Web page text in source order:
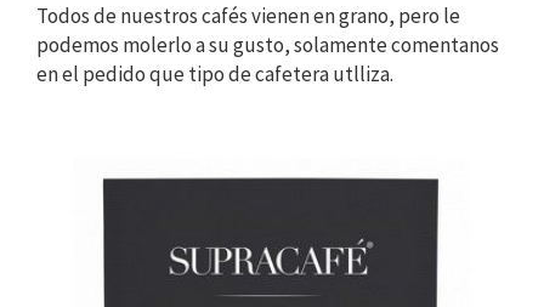
Todos de nuestros cafés vienen en grano, pero le
podemos molerlo a su gusto, solamente comentanos
en el pedido que tipo de cafetera utlliza.